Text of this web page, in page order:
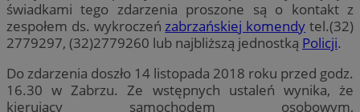
świadkami tego zdarzenia proszone są o kontakt z
zespołem ds. wykroczeńzabrzańskiej komendy tel.(32)
2779297, (32)2779260 lub najbliższą jednostką Policji.
Do zdarzenia doszło 14 listopada 2018 roku przed godz.
16.30 w Zabrzu. Ze wstępnych ustaleń wynika, że
kierujący samochodem osobowym,